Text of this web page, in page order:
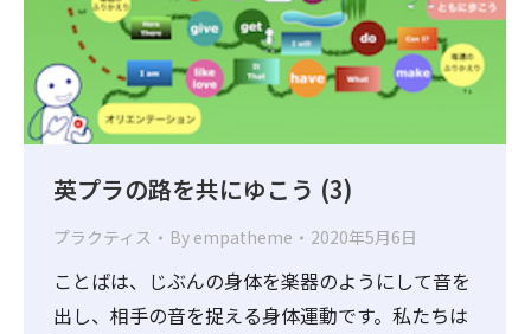
英プラの路を共にゆこう (3)
プラクティス By empatheme 2020年5月6日
ことばは、じぶんの身体を楽器のようにして音を
出し、相手の音を捉える身体運動です。私たちは